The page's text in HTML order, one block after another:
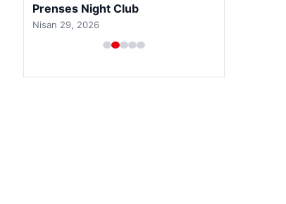
Prenses Night Club
Nisan 29, 2026